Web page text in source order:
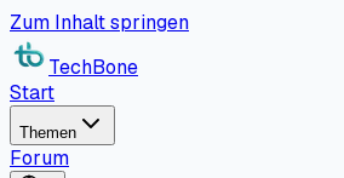
Zum Inhalt springen
TechBone
Start
Themen
Forum